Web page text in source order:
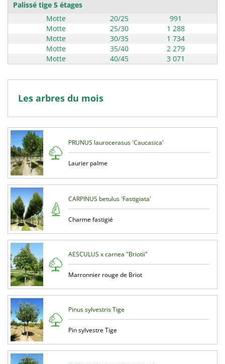
Palissé tige 5 étages
Motte
20/25
991
Motte
25/30
1 288
Motte
30/35
1 734
Motte
35/40
2 279
Motte
40/45 3 071
Les arbres du mois
PRUNUS laurocerasus 'Caucasica'
Laurier palme
CARPINUS betulus 'Fastigiata'
Charme fastigié
AESCULUS x carnea "Briotii"
Marronnier rouge de Briot
Pinus sylvestris Tige
Pin sylvestre Tige